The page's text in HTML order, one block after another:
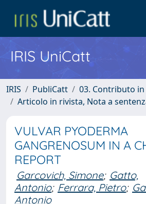
IRIS UniCatt
IRIS PubliCatt
03. Contributo
Articolo in rivista, Nota a
VULVAR PYODERMA
GANGRENOSUM IN A
REPORT
Garcovich, Simone; Gatto,
Antonio; Ferrara, Pietro;
Antonio